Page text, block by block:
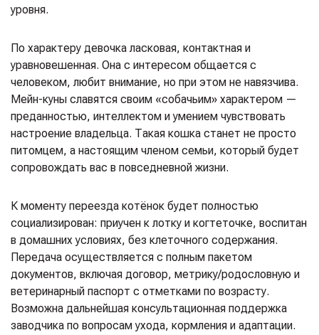
уровня.
По характеру девочка ласковая, контактная и
уравновешенная. Она с интересом общается с
человеком, любит внимание, но при этом не навязчива.
Мейн-куны славятся своим «собачьим» характером —
преданностью, интеллектом и умением чувствовать
настроение владельца. Такая кошка станет не просто
питомцем, а настоящим членом семьи, который будет
сопровождать вас в повседневной жизни.
К моменту переезда котёнок будет полностью
социализирован: приучен к лотку и когтеточке, воспитан
в домашних условиях, без клеточного содержания.
Передача осуществляется с полным пакетом
документов, включая договор, метрику/родословную и
ветеринарный паспорт с отметками по возрасту.
Возможна дальнейшая консультационная поддержка
заводчика по вопросам ухода, кормления и адаптации.